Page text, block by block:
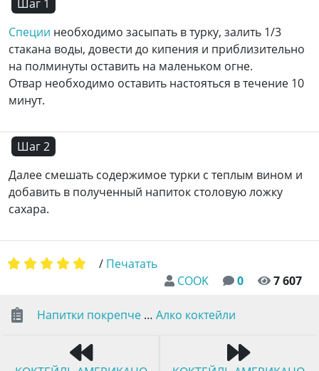
Шаг 1
Специи необходимо засыпать в турку, залить 1/3
стакана воды, довести до кипения и приблизительно
на полминуты оставить на маленьком огне.
Отвар необходимо оставить настояться в течение 10
минут.
Шаг 2
Далее смешать содержимое турки с теплым вином и
добавить в полученный напиток столовую ложку
сахара.
COOK 0 7 607
/ Печатать
Напитки покрепче … Алко коктейли